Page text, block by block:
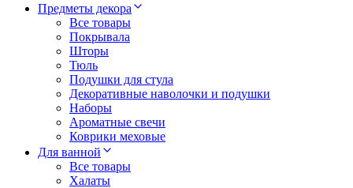
Предметы декора
Все товары
Покрывала
Шторы
Тюль
Подушки для стула
Декоративные наволочки и подушки
Наборы
Ароматные свечи
Коврики меховые
Для ванной
Все товары
Халаты